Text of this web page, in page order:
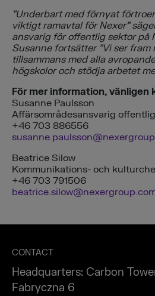
”Underbart med förnyat
viktigt ramavtal för Nexer”
ansvarig för offentlig sektor på
Susanne fortsätter ”Vi ser fram
tillsammans med alla
högskolor och stödja arbetet
För mer information, vänligen
Susanne Paulsson
Affärsområdesansvarig
+46 703 886556
Beatrice Silow
Kommunikations- och
+46 703 791506
CONTACT
Headquarters: Carbon
Fabryczna 6